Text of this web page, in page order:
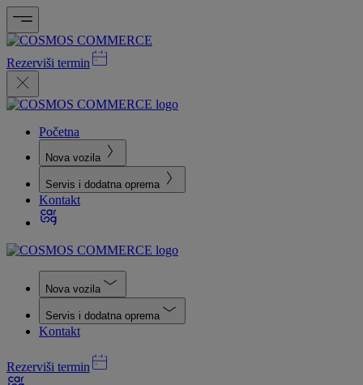
Rezerviši termin
Početna
Nova vozila
Servis i dodatna oprema
Kontakt
Nova vozila
Servis i dodatna oprema
Kontakt
Rezerviši termin